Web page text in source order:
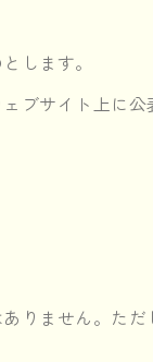
します。
ブサイト上に公
りません。た